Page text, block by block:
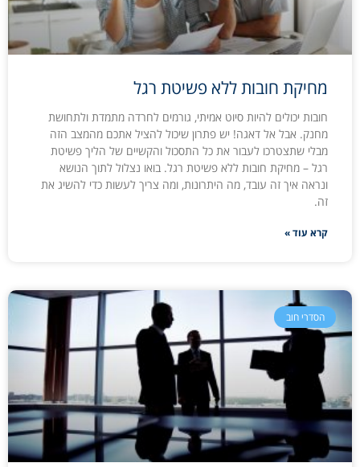
מחיקת חובות ללא פשיטת רגל
חובות יכולים להיות סיוט אמיתי, גורמים לחרדה מתמדת ולתחושת
מחנק. אבל אל דאגה! יש פתרון שיכול להציל אתכם מהמצב הזה
מבלי שתצטרכו לעבור את כל התסכול והקשיים של הליך פשיטת
רגל – מחיקת חובות ללא פשיטת רגל. בואו נצלול לתוך הנושא
ונראה איך זה עובד, מה היתרונות, ומה צריך לעשות כדי להשיג את
זה.
קרא עוד »
הסדרי חוב